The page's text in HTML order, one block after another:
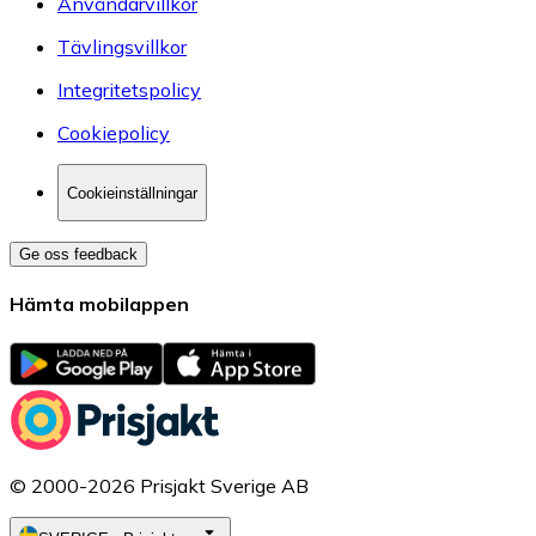
Tävlingsvillkor
Integritetspolicy
Cookiepolicy
Cookieinställningar
Ge oss feedback
Hämta mobilappen
© 2000-2026 Prisjakt Sverige AB